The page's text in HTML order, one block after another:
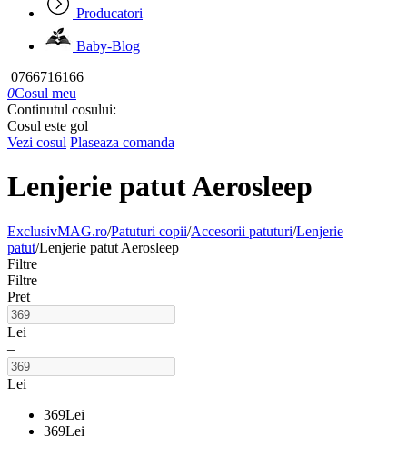
Producatori
Baby-Blog
0766716166
0Cosul meu
Continutul cosului:
Cosul este gol
Vezi cosul Plaseaza comanda
Lenjerie patut Aerosleep
ExclusivMAG.ro/Patuturi copii/Accesorii patuturi/Lenjerie
patut/Lenjerie patut Aerosleep
Filtre
Filtre
Pret
Lei
–
Lei
369Lei
369Lei